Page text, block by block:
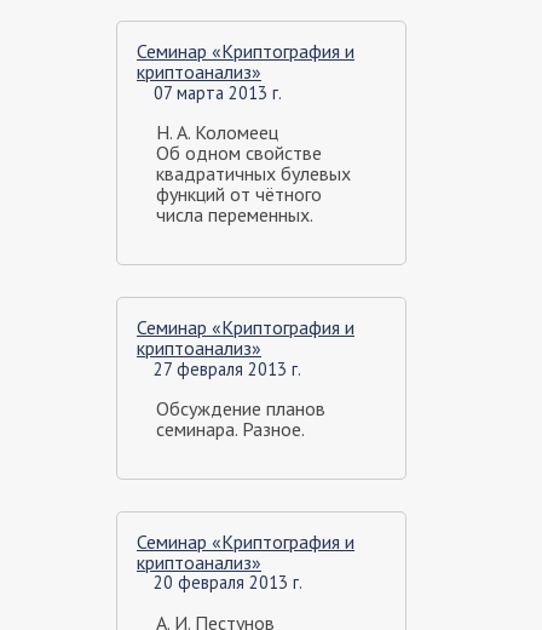
Семинар «Криптография и
криптоанализ»
07 марта 2013 г.
Н. А. Коломеец
Об одном свойстве
квадратичных булевых
функций от чётного
числа переменных.
Семинар «Криптография и
криптоанализ»
27 февраля 2013 г.
Обсуждение планов
семинара. Разное.
Семинар «Криптография и
криптоанализ»
20 февраля 2013 г.
А. И. Пестунов